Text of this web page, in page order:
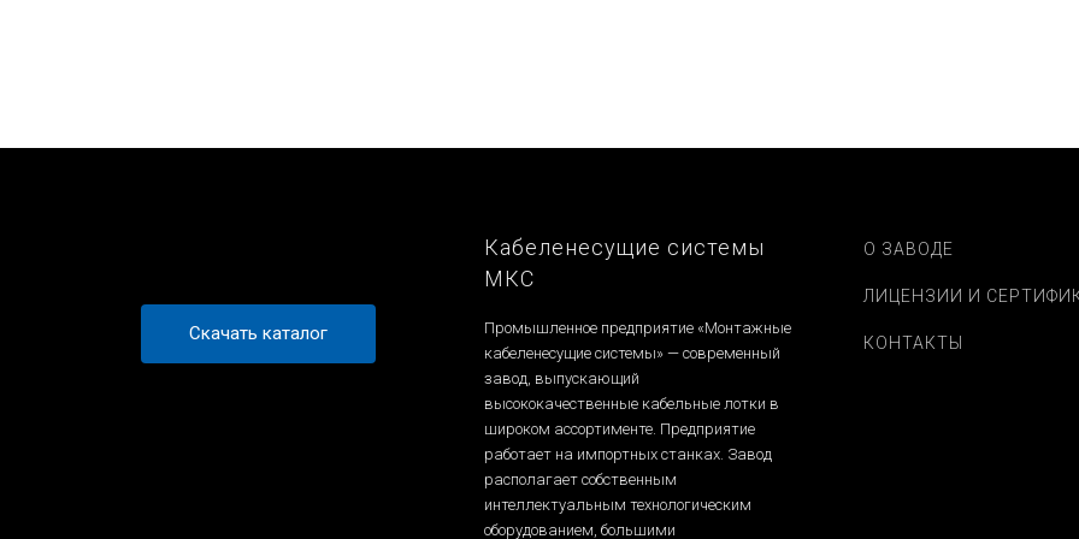
Скачать каталог
Кабеленесущие системы
МКС
Промышленное предприятие «Монтажные
кабеленесущие системы» — современный
завод, выпускающий
высококачественные кабельные лотки в
широком ассортименте. Предприятие
работает на импортных станках. Завод
располагает собственным
интеллектуальным технологическим
оборудованием, большими
О ЗАВОДЕ
ЛИЦЕНЗИИ И
КОНТАКТЫ